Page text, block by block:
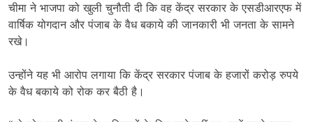
चीमा ने भाजपा को खुली चुनौती दी कि वह केंद्र सरकार के एसडीआरएफ में
वार्षिक योगदान और पंजाब के वैध बकाये की जानकारी भी जनता के सामने
रखे।
उन्होंने यह भी आरोप लगाया कि केंद्र सरकार पंजाब के हजारों करोड़ रुपये
के वैध बकाये को रोक कर बैठी है।